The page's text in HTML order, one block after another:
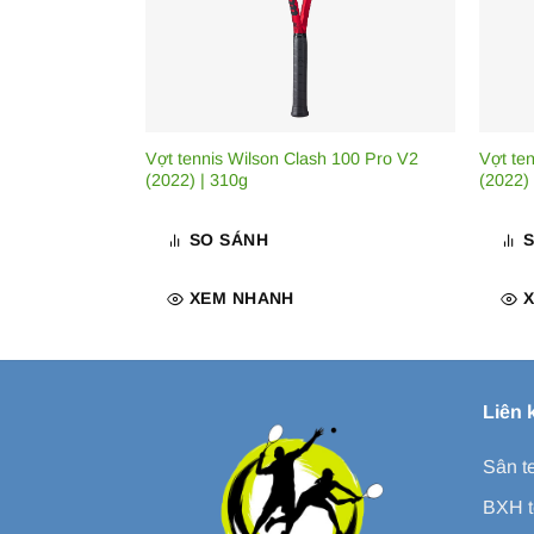
Vợt tennis Wilson Clash 100 Pro V2
(2022) | 310g
SO SÁNH
XEM NHANH
Vợt
(2022)
Liên
Sân
BXH